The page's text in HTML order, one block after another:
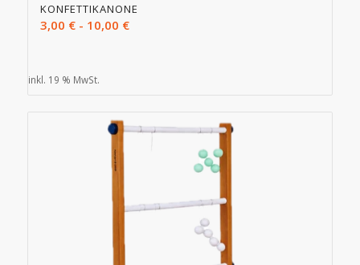
KONFETTIKANONE
3,00 €- 10,00 €
inkl. 19 % MwSt.